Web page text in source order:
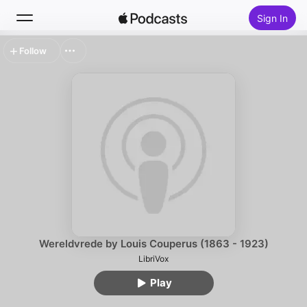
Sign In
Wereldvrede by Louis Couperus (1863 - 1923)
LibriVox
Play
Follow